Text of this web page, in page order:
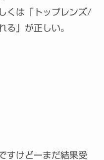
くは「トップレンズ/
る」が正しい。
すけどーまだ結果受